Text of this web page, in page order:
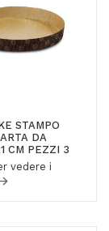
STAMPO
DA
CM PEZZI 3
vedere i